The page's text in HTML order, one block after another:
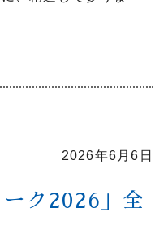
2026年6月6日
ーク2026」全